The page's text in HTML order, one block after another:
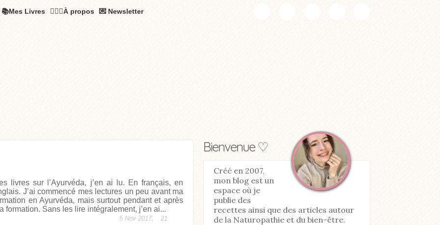
📚Mes Livres 🧚🏻‍♂️À propos 💌 Newsletter
livres sur l’Ayurvéda, j’en ai lu. En français, en
J’ai commencé mes lectures un peu avant ma
en Ayurvéda, mais surtout pendant et après
formation. Sans les lire intégralement, j’en ai...
5 Nov 2017, 21
Bienvenue ♡
Créé en 2007,
mon blog est un
espace où je
publie des
recettes ainsi que des articles autour
de la Naturopathie et du bien-être.